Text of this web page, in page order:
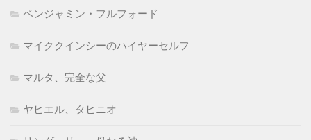
ベンジャミン・フルフォード
マイククインシーのハイヤーセルフ
マルタ、完全な父
ヤヒエル、タヒニオ